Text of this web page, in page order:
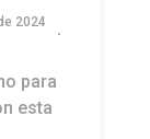
2024
para
esta